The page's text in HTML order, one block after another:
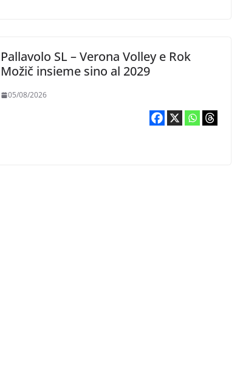
Pallavolo SL – Verona Volley e Rok
Možič insieme sino al 2029
05/08/2026